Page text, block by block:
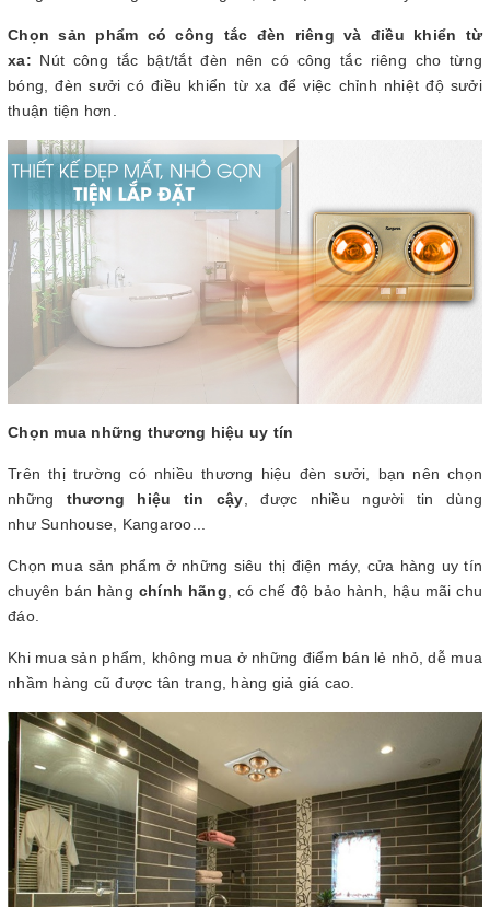
Chọn sản phẩm có công tắc đèn riêng và điều khiển từ
xa: Nút công tắc bật/tắt đèn nên có công tắc riêng cho từng
bóng, đèn sưởi có điều khiển từ xa để việc chỉnh nhiệt độ sưởi
thuận tiện hơn.
Chọn mua những thương hiệu uy tín
Trên thị trường có nhiều thương hiệu đèn sưởi, bạn nên chọn
những thương hiệu tin cậy, được nhiều người tin dùng
như Sunhouse, Kangaroo...
Chọn mua sản phẩm ở những siêu thị điện máy, cửa hàng uy tín
chuyên bán hàng chính hãng, có chế độ bảo hành, hậu mãi chu
đáo.
Khi mua sản phẩm, không mua ở những điểm bán lẻ nhỏ, dễ mua
nhầm hàng cũ được tân trang, hàng giả giá cao.